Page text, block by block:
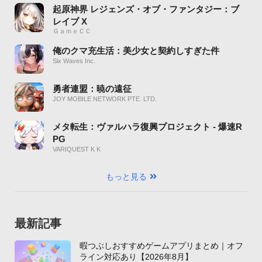
起原神界 レジェンズ・オブ・ファンタジー：ブ
レイブ X
ＧａｍｅＣＣ
俺のクマ充生活：美少女と契約しすぎた件
Six Waves Inc.
勇者連盟：暁の遠征
JOY MOBILE NETWORK PTE. LTD.
メタ転生：ヴァルハラ復興プロジェクト - 爆速R
PG
VARIQUEST K K
もっと見る
最新記事
暇つぶしおすすめゲームアプリまとめ｜オフ
ライン対応あり【2026年8月】